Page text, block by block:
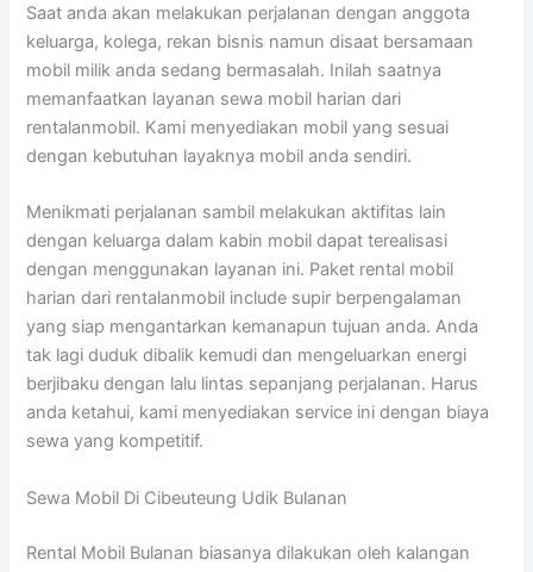
Saat anda akan melakukan perjalanan dengan anggota
keluarga, kolega, rekan bisnis namun disaat bersamaan
mobil milik anda sedang bermasalah. Inilah saatnya
memanfaatkan layanan sewa mobil harian dari
rentalanmobil. Kami menyediakan mobil yang sesuai
dengan kebutuhan layaknya mobil anda sendiri.
Menikmati perjalanan sambil melakukan aktifitas lain
dengan keluarga dalam kabin mobil dapat terealisasi
dengan menggunakan layanan ini. Paket rental mobil
harian dari rentalanmobil include supir berpengalaman
yang siap mengantarkan kemanapun tujuan anda. Anda
tak lagi duduk dibalik kemudi dan mengeluarkan energi
berjibaku dengan lalu lintas sepanjang perjalanan. Harus
anda ketahui, kami menyediakan service ini dengan biaya
sewa yang kompetitif.
Sewa Mobil Di Cibeuteung Udik Bulanan
Rental Mobil Bulanan biasanya dilakukan oleh kalangan